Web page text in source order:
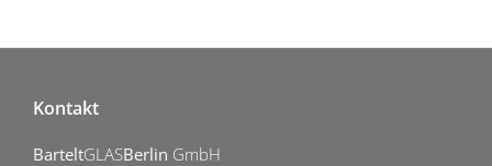
Kontakt
BarteltGLASBerlin GmbH